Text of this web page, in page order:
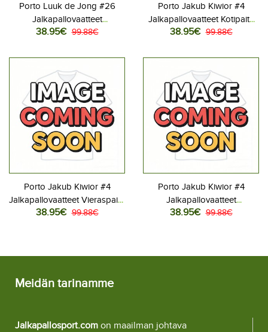
Porto Luuk de Jong #26
Jalkapallovaatteet
Kolmaspaita 2025-26
38.95€ 99.88€
Porto Jakub Kiwior #4
Jalkapallovaatteet Kotipaita
2025-26 Lyhythihainen
38.95€ 99.88€
Porto Jakub Kiwior #4
Jalkapallovaatteet Vieraspaita
2025-26 Lyhythihainen
38.95€ 99.88€
Porto Jakub Kiwior #4
Jalkapallovaatteet
Kolmaspaita 2025-26
38.95€ 99.88€
Meidän tarinamme
Jalkapallosport.com on maailman johtava